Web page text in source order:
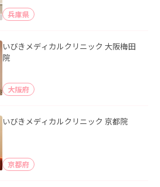
兵庫県
いびきメディカルクリニック 大阪梅田
院
大阪府
いびきメディカルクリニック 京都院
京都府